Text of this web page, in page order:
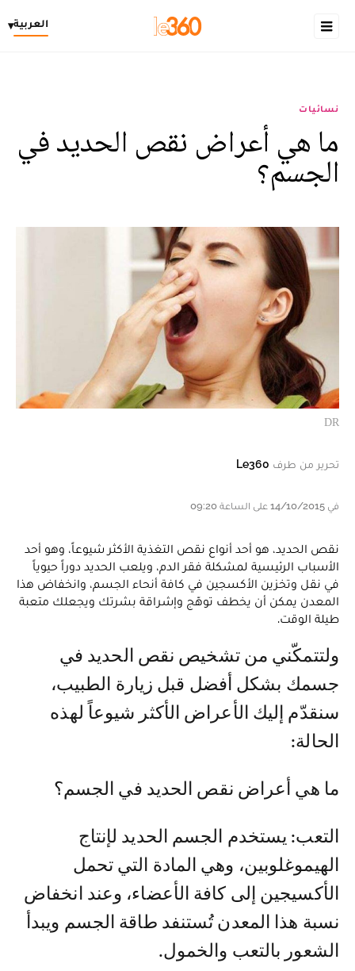
العربية▾
نسائيات
ما هي أعراض نقص الحديد في
الجسم؟
DR
تحرير من طرف Le360
في 14/10/2015 على الساعة 09:20
نقص الحديد، هو أحد أنواع نقص التغذية الأكثر شيوعاً، وهو أحد
الأسباب الرئيسية لمشكلة فقر الدم، ويلعب الحديد دوراً حيوياً
في نقل وتخزين الأكسجين في كافة أنحاء الجسم، وانخفاض هذا
المعدن يمكن أن يخطف توهّج وإشراقة بشرتك ويجعلك متعبة
طيلة الوقت.
ولتتمكّني من تشخيص نقص الحديد في
جسمك بشكل أفضل قبل زيارة الطبيب،
سنقدّم إليك الأعراض الأكثر شيوعاً لهذه
الحالة:
ما هي أعراض نقص الحديد في الجسم؟
التعب: يستخدم الجسم الحديد لإنتاج
الهيموغلوبين، وهي المادة التي تحمل
الأكسيجين إلى كافة الأعضاء، وعند انخفاض
نسبة هذا المعدن تُستنفد طاقة الجسم ويبدأ
الشعور بالتعب والخمول.